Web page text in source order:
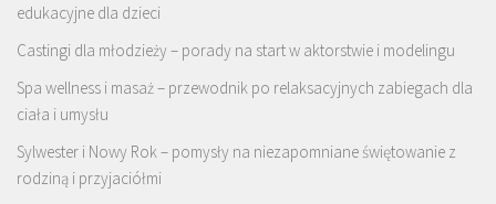
edukacyjne dla dzieci
Castingi dla młodzieży – porady na start w aktorstwie i modelingu
Spa wellness i masaż – przewodnik po relaksacyjnych zabiegach dla
ciała i umysłu
Sylwester i Nowy Rok – pomysły na niezapomniane świętowanie z
rodziną i przyjaciółmi